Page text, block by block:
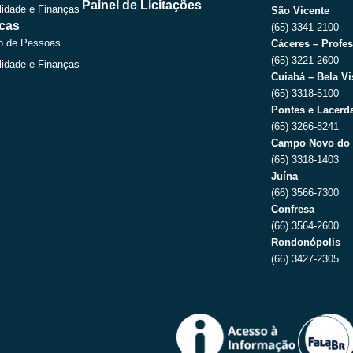
e Finanças
de Pessoas
e Finanças
Painel de Licitações
São Vicente
(65) 3341-2100
Cáceres –
(65) 3221-2600
Cuiabá – Bela
(65) 3318-5100
Pontes e
(65) 3266-8241
Campo Novo do
(65) 3318-1403
Juína
(66) 3566-7300
Confresa
(66) 3564-2600
Rondonópolis
(66) 3427-2305